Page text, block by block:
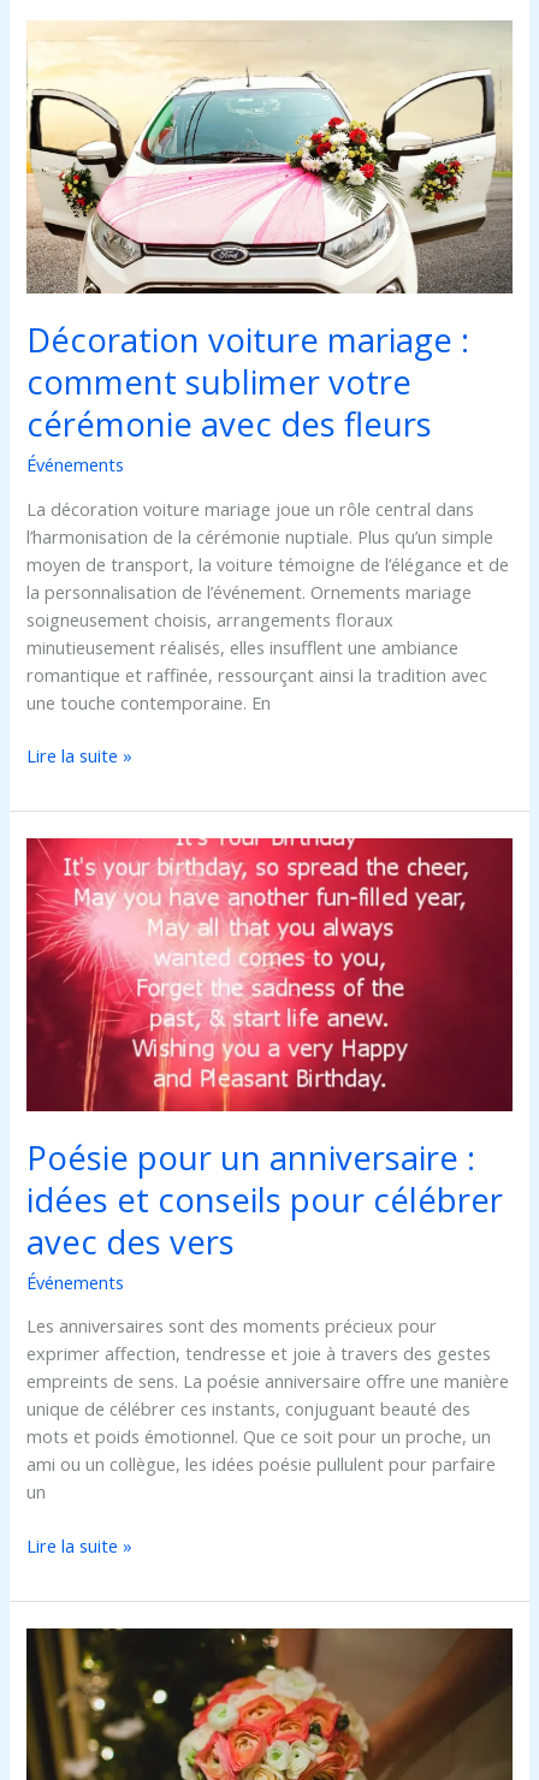
Décoration voiture mariage :
comment sublimer votre
cérémonie avec des fleurs
Événements
La décoration voiture mariage joue un rôle central dans
l’harmonisation de la cérémonie nuptiale. Plus qu’un simple
moyen de transport, la voiture témoigne de l’élégance et de
la personnalisation de l’événement. Ornements mariage
soigneusement choisis, arrangements floraux
minutieusement réalisés, elles insufflent une ambiance
romantique et raffinée, ressourçant ainsi la tradition avec
une touche contemporaine. En
Décoration
voiture
mariage
:
comment
sublimer
votre
cérémonie
avec
des
Lire la suite »
Poésie pour un anniversaire :
idées et conseils pour célébrer
avec des vers
Événements
Les anniversaires sont des moments précieux pour
exprimer affection, tendresse et joie à travers des gestes
empreints de sens. La poésie anniversaire offre une manière
unique de célébrer ces instants, conjuguant beauté des
mots et poids émotionnel. Que ce soit pour un proche, un
ami ou un collègue, les idées poésie pullulent pour parfaire
un
Poésie
pour
un
anniversaire
:
idées
et
conseils
célébrer
des
vers
Lire la suite »
Comment
choisir
bouquet